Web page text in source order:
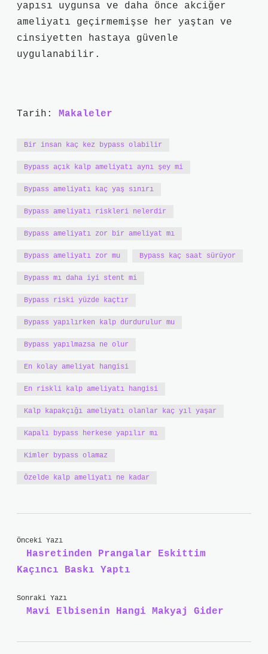
yapısı uygunsa ve daha önce akciğer
ameliyatı geçirmemişse her yaştan ve
cinsiyetten hastaya güvenle
uygulanabilir.
Tarih: Makaleler
Bir insan kaç kez bypass olabilir
Bypass açık kalp ameliyatı aynı şey mi
Bypass ameliyatı kaç yaş sınırı
Bypass ameliyatı riskleri nelerdir
Bypass ameliyatı zor bir ameliyat mı
Bypass ameliyatı zor mu Bypass kaç saat sürüyor
Bypass mı daha iyi stent mi
Bypass riski yüzde kaçtır
Bypass yapılırken kalp durdurulur mu
Bypass yapılmazsa ne olur
En kolay ameliyat hangisi
En riskli kalp ameliyatı hangisi
Kalp kapakçığı ameliyatı olanlar kaç yıl yaşar
Kapalı bypass herkese yapılır mı
Kimler bypass olamaz
Özelde kalp ameliyatı ne kadar
Önceki Yazı
Hasretinden Prangalar Eskittim
Kaçıncı Baskı Yaptı
Sonraki Yazı
Mavi Elbisenin Hangi Makyaj Gider